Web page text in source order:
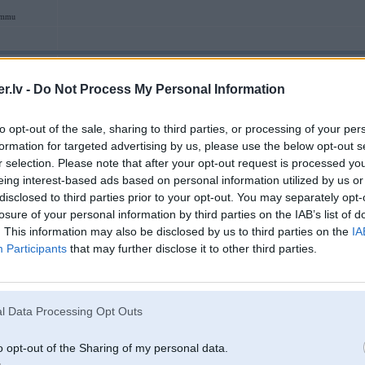
- Do Not Process My Personal Information
opt-out of the sale, sharing to third parties, or processing of your
for targeted advertising by us, please use the below opt-out
selection. Please note that after your opt-out request is processed
interest-based ads based on personal information utilized by us
to third parties prior to your opt-out. You may separately
of your personal information by third parties on the IAB’s list of
This information may also be disclosed by us to third parties on the
Participants that may further disclose it to other third parties.
Data Processing Opt Outs
opt-out of the Sharing of my personal data.
18 Apr 2025, 09:20:33 @sergis15rakstīja:
17 Apr 2025, 17:57:04@7977rakstīja:
Paldies par komentiem par pakaļas cietību un šortiem!
praktiski katru dienu - kaut kādā mērā pakaļa ir pieradusi. Tai pat
kurienes dabujis tādus pamperšortus, un bija pavisam cita lieta.
tagad pārsēžoties uz parastiem šortiem kā diena pret nakti. Vairāk
pakaļu. Paldies par ieteikumiem, sākšu ar šortiem, pēc tam
bet zini kā, iespējams tev arī sēdeklis ir galīgs ģošaks, tad arī tur viss
+100 par karbona stuti. Biju tādu pagādājis, bēdu nezināju. Tad